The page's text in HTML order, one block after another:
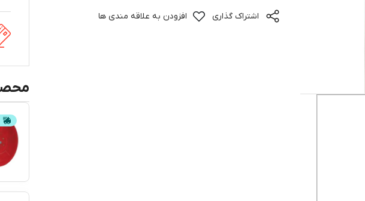
اشتراک گذاری افزودن به علاقه مندی ها